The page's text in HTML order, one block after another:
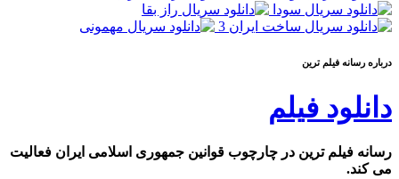
درباره رسانه فيلم ترين
دانلود فیلم
رسانه فیلم ترین در چارچوب قوانین جمهوری اسلامی ایران فعالیت
می کند.